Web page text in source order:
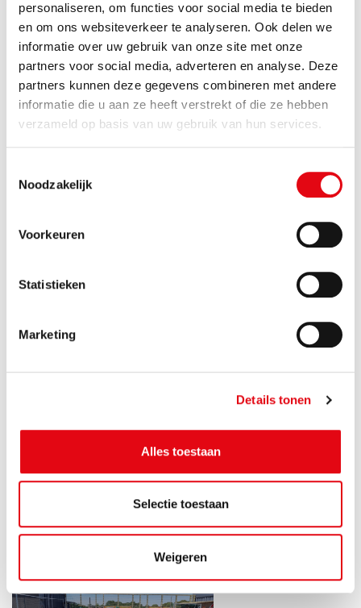
personaliseren, om functies voor social media te bieden
en om ons websiteverkeer te analyseren. Ook delen we
informatie over uw gebruik van onze site met onze
partners voor social media, adverteren en analyse. Deze
partners kunnen deze gegevens combineren met andere
informatie die u aan ze heeft verstrekt of die ze hebben
verzameld op basis van uw gebruik van hun services.
Noodzakelijk
Voorkeuren
Statistieken
Marketing
Details tonen
Alles toestaan
Selectie toestaan
Weigeren